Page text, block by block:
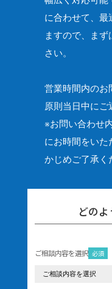
に合わせて、最
ますので、
まず
さい。
営業時間内のお
原則当日中にご
※お問い合わせ
にお時間をいた
かじめご了承く
どの
必須
ご相談内容を選択